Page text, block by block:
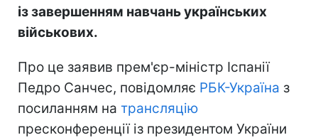
із завершенням навчань українських
військових.
Про це заявив прем'єр-міністр Іспанії
Педро Санчес, повідомляє РБК-Україна з
посиланням на трансляцію
пресконференції із президентом України